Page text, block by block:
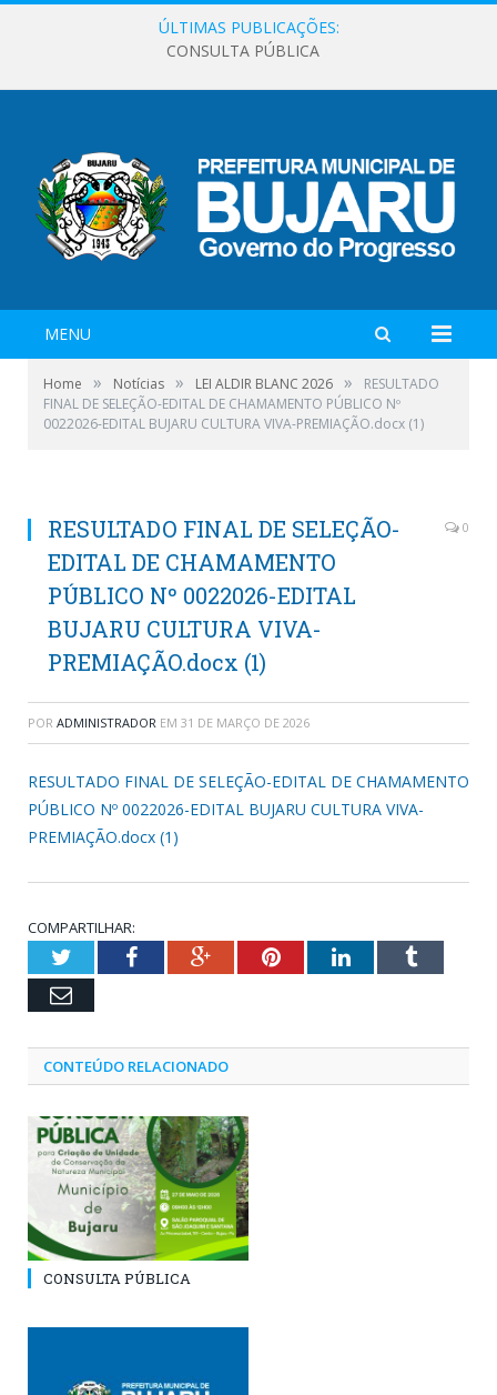
ÚLTIMAS PUBLICAÇÕES:
CONSULTA PÚBLICA
MENU
Home » Notícias » LEI ALDIR BLANC 2026 »
RESULTADO
FINAL DE SELEÇÃO-EDITAL DE CHAMAMENTO PÚBLICO Nº
0022026-EDITAL BUJARU CULTURA VIVA-PREMIAÇÃO.docx (1)
RESULTADO FINAL DE SELEÇÃO-
EDITAL DE CHAMAMENTO
PÚBLICO Nº 0022026-EDITAL
BUJARU CULTURA VIVA-
PREMIAÇÃO.docx (1)
0
POR ADMINISTRADOR EM 31 DE MARÇO DE 2026
RESULTADO FINAL DE SELEÇÃO-EDITAL DE CHAMAMENTO
PÚBLICO Nº 0022026-EDITAL BUJARU CULTURA VIVA-
PREMIAÇÃO.docx (1)
COMPARTILHAR:
TwitterFacebookGoogle+PinterestLinkedInTumblr
Email
CONTEÚDO RELACIONADO
CONSULTA PÚBLICA